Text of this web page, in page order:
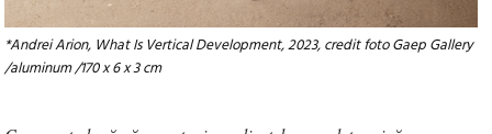
*Andrei Arion, What Is Vertical Development, 2023, credit foto Gaep Gallery
/aluminum /170 x 6 x 3 cm